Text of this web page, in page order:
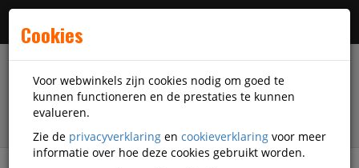
Cookies
Voor webwinkels zijn cookies nodig om goed te
kunnen functioneren en de prestaties te kunnen
evalueren.
Zie de privacyverklaring en cookieverklaring voor meer
informatie over hoe deze cookies gebruikt worden.